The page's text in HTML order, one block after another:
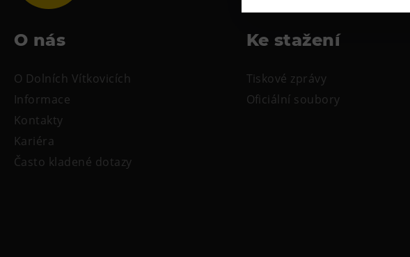
O nás
O Dolních Vítkovicích
Informace
Kontakty
Kariéra
Často kladené dotazy
Ke stažení
Tiskové zprávy
Oficiální soubory